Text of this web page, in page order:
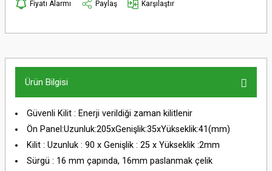
Fiyatı Alarmı
Paylaş Karşılaştır
Ürün Bilgisi
Güvenli Kilit : Enerji verildiği zaman kilitlenir
Ön Panel:Uzunluk:205xGenişlik:35xYükseklik:41(mm)
Kilit : Uzunluk : 90 x Genişlik : 25 x Yükseklik :2mm
Sürgü : 16 mm çapında, 16mm paslanmak çelik